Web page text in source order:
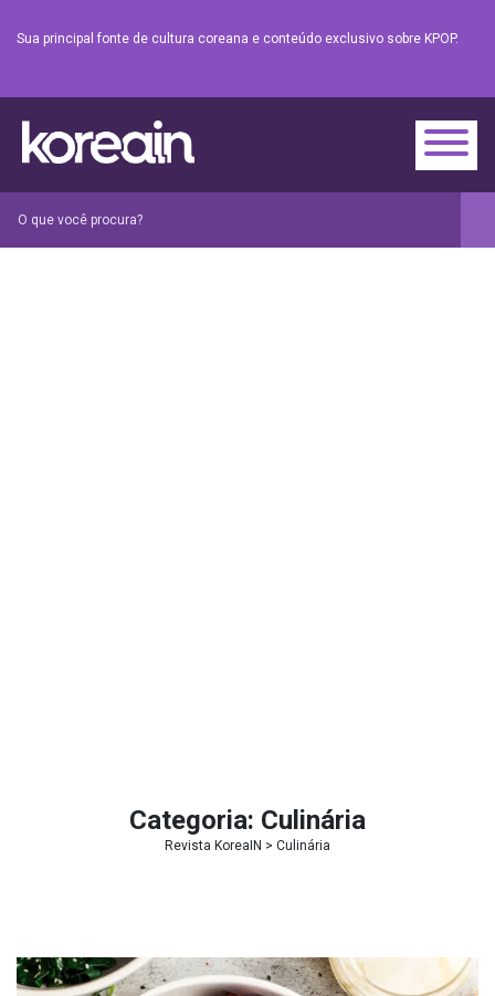
Sua principal fonte de cultura coreana e conteúdo exclusivo sobre KPOP.
Categoria: Culinária
Revista KoreaIN > Culinária